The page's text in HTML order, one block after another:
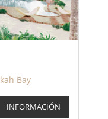
Bay
INFORMACIÓN